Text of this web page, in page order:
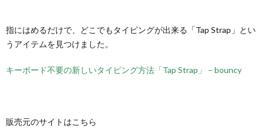
指にはめるだけで、どこでもタイピングが出来る「Tap Strap」とい
うアイテムを見つけました。
キーボード不要の新しいタイピング方法「Tap Strap」 – bouncy
販売元のサイトはこちら